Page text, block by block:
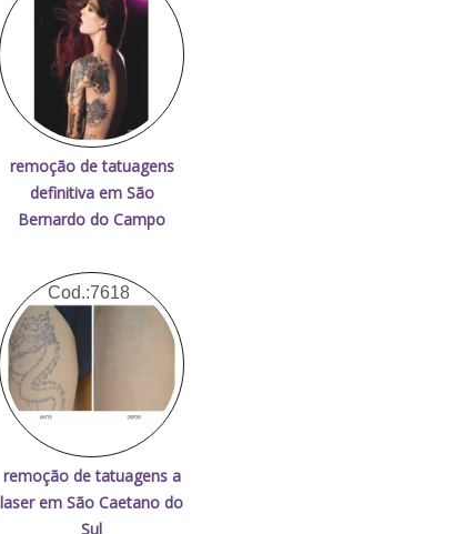
remoção de tatuagens
definitiva em São
Bernardo do Campo
Cod.:7618
remoção de tatuagens a
laser em São Caetano do
Sul